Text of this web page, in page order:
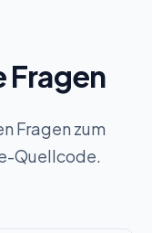
Fragen
Fragen zum
Quellcode.